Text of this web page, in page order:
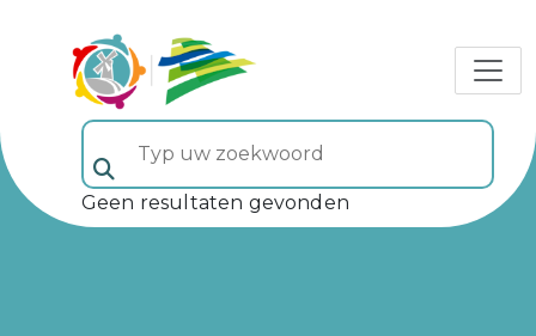
Typ uw zoekwoord (veld 5)
Geen resultaten gevonden